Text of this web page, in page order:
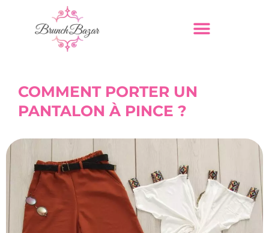
COMMENT PORTER UN
PANTALON À PINCE ?